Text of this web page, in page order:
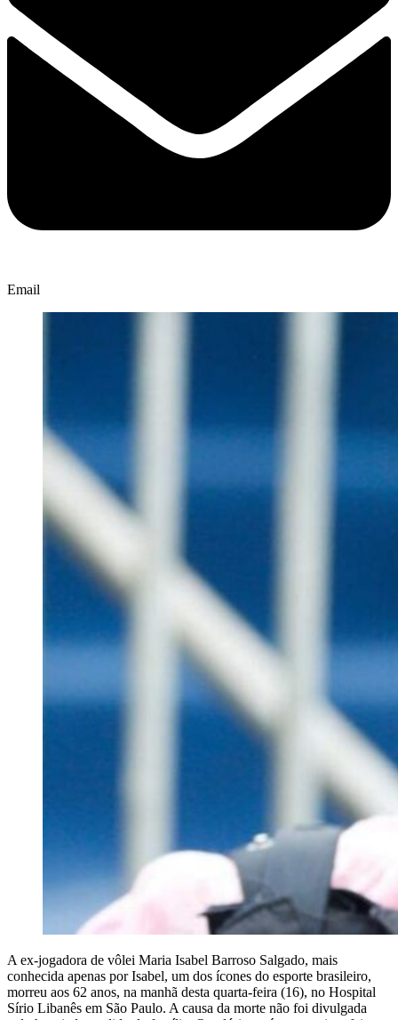
Email
A ex-jogadora de vôlei Maria Isabel Barroso Salgado, mais
conhecida apenas por Isabel, um dos ícones do esporte brasileiro,
morreu aos 62 anos, na manhã desta quarta-feira (16), no Hospital
Sírio Libanês em São Paulo. A causa da morte não foi divulgada